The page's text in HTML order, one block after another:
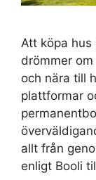
Att köpa hus
drömmer
och nära till
plattformar
allt från
enligt Booli